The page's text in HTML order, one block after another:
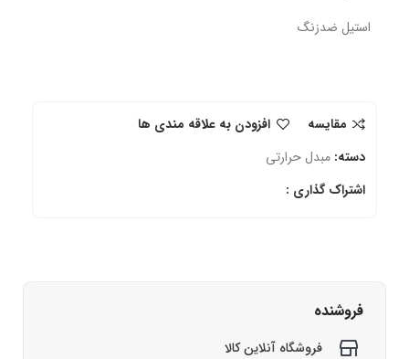
استیل ضدزنگ
مقایسه
افزودن به علاقه مندی ها
دسته: مبدل حرارتی
اشتراک گذاری :
فروشنده
فروشگاه آنلاین کالا